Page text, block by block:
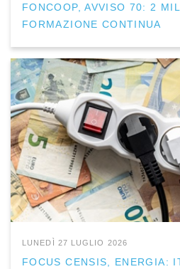
FONCOOP, AVVISO 70: 2
FORMAZIONE CONTINUA
LUNEDÌ 27 LUGLIO 2026
FOCUS CENSIS, ENERGIA: